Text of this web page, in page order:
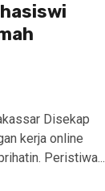
Disekap
kerja online
Peristiwa...